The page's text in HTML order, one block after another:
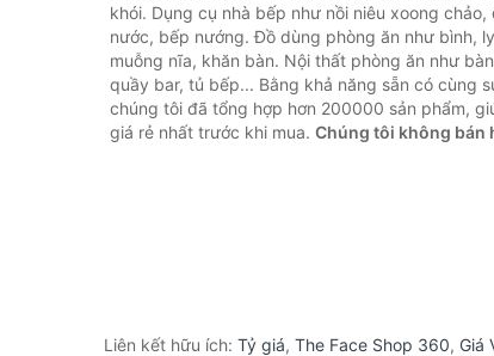
khói. Dụng cụ nhà bếp như nồi niêu xoong
nước, bếp nướng. Đồ dùng phòng ăn như bình,
muỗng nĩa, khăn bàn. Nội thất phòng ăn như
quầy bar, tủ bếp... Bằng khả năng sẵn có cùng
chúng tôi đã tổng hợp hơn 200000 sản phẩm,
giá rẻ nhất trước khi mua. Chúng tôi không bán
Liên kết hữu ích: Tỷ giá, The Face Shop 360, Giá